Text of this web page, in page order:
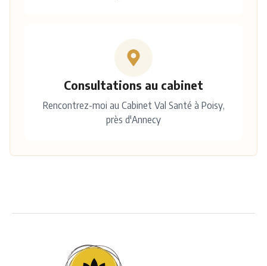
Consultations au cabinet
Rencontrez-moi au Cabinet Val Santé à Poisy,
près d'Annecy